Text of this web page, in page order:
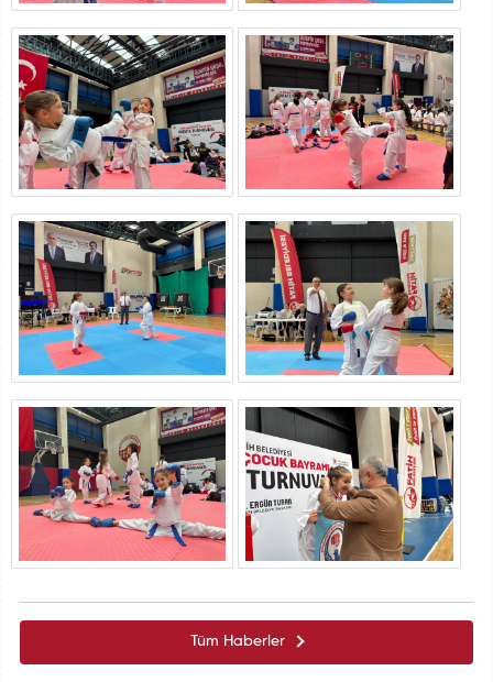
Tüm Haberler